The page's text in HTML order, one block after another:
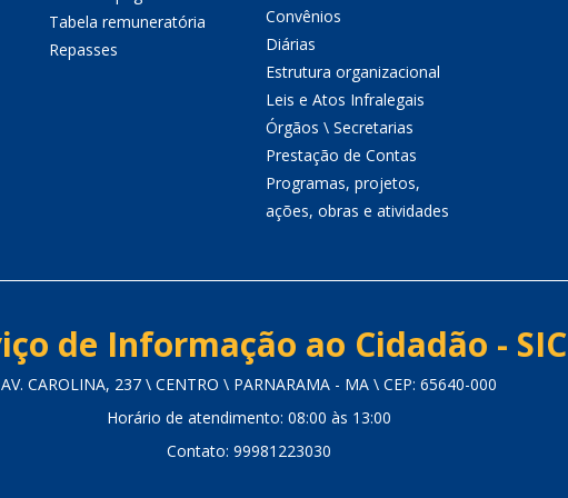
Tabela remuneratória
Repasses
Convênios
Diárias
Estrutura organizacional
Leis e Atos Infralegais
Órgãos \ Secretarias
Prestação de Contas
Programas, projetos,
ações, obras e atividades
de Informação ao Cidadão - SIC
AV. CAROLINA, 237 \ CENTRO \ PARNARAMA - MA \ CEP: 65640-000
Horário de atendimento: 08:00 às 13:00
Contato: 99981223030